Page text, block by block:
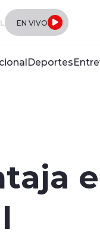
EN VIVO
Deportes